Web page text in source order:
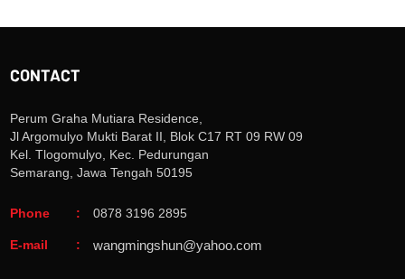
CONTACT
Perum Graha Mutiara Residence,
Jl Argomulyo Mukti Barat II, Blok C17 RT 09 RW 09
Kel. Tlogomulyo, Kec. Pedurungan
Semarang, Jawa Tengah 50195
Phone : 0878 3196 2895
E-mail : wangmingshun@yahoo.com